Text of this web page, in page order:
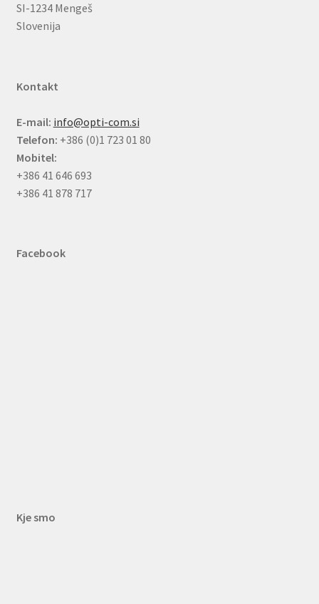
SI-1234 Mengeš
Slovenija
Kontakt
E-mail: info@opti-com.si
Telefon: +386 (0)1 723 01 80
Mobitel:
+386 41 646 693
+386 41 878 717
Facebook
Kje smo